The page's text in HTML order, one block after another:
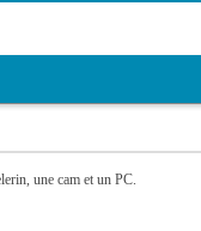
une cam et un PC.